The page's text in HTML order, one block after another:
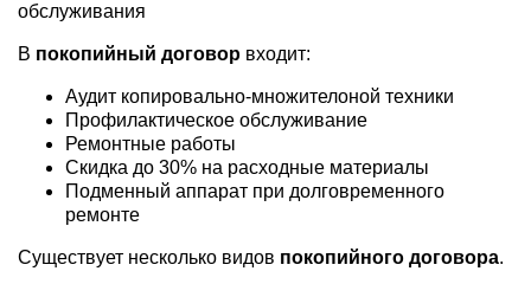
обслуживания
В покопийный договор входит:
Аудит копировально-множителоной техники
Профилактическое обслуживание
Ремонтные работы
Скидка до 30% на расходные материалы
Подменный аппарат при долговременного
ремонте
Существует несколько видов покопийного договора.